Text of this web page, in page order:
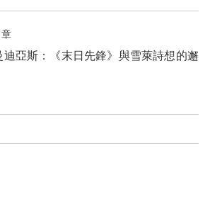
迪亞斯：《末日先鋒》與雪萊詩想的邂